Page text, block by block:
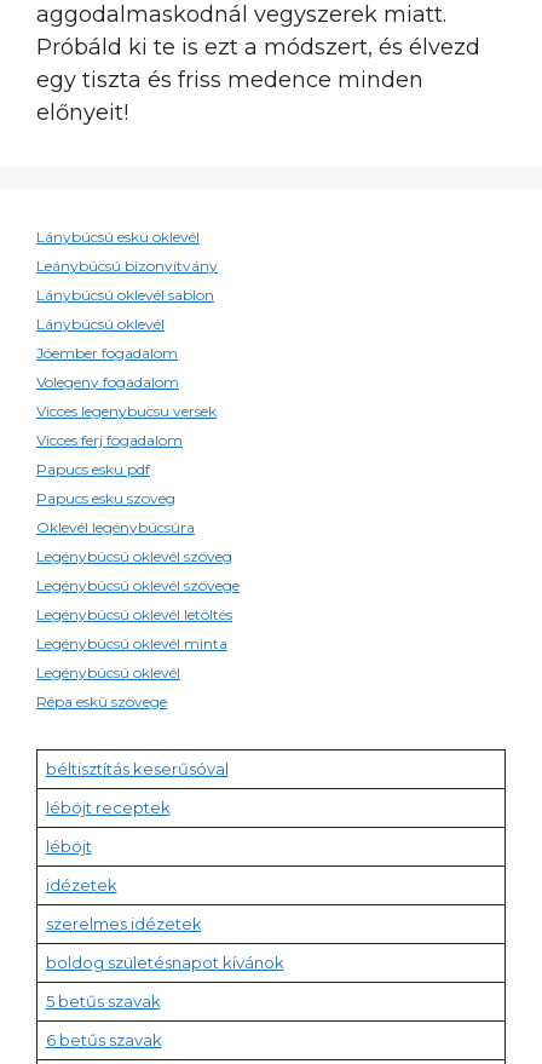
aggodalmaskodnál vegyszerek miatt.
Próbáld ki te is ezt a módszert, és élvezd
egy tiszta és friss medence minden
előnyeit!
Lánybúcsú eskü oklevél
Leánybúcsú bizonyítvány
Lánybúcsú oklevél sablon
Lánybúcsú oklevél
Jóember fogadalom
Volegeny fogadalom
Vicces legenybucsu versek
Vicces ferj fogadalom
Papucs esku pdf
Papucs esku szoveg
Oklevél legénybúcsúra
Legénybúcsú oklevél szöveg
Legénybúcsú oklevél szövege
Legénybúcsú oklevél letöltés
Legénybúcsú oklevél minta
Legénybúcsú oklevél
Répa eskü szövege
béltisztítás keserűsóval
léböjt receptek
léböjt
idézetek
szerelmes idézetek
boldog születésnapot kívánok
5 betűs szavak
6 betűs szavak